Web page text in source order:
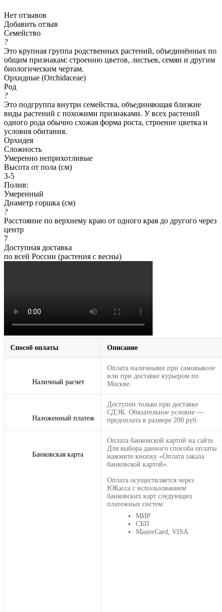
Нет отзывов
Добавить отзыв
Семейство
?
Это крупная группа родственных растений, объединённых по
общим признакам: строению цветов, листьев, семян и другим
биологическим чертам.
Орхидные (Orchidaceae)
Род
?
Это подгруппа внутри семейства, объединяющая близкие
виды растений с похожими признаками. У всех растений
одного рода обычно схожая форма роста, строение цветка и
условия обитания.
Орхидея
Сложность
Умеренно неприхотливые
Высота от пола (см)
3-5
Полив:
Умеренный
Диаметр горшка (см)
?
Расстояние по верхнему краю от одного края до другого через
центр
7
Доступная доставка
по всей России (растения с весны)
Способ оплаты Описание
Наличный расчет
Оплата наличными при самовывозе
или при доставке курьером по
Москве.
Наложенный платеж
Доступен только при доставке
СДЭК. Обязательное условие —
предоплата в размере 200 руб.
Банковская карта
Оплата банковской картой на сайте.
Для выбора данного способа оплаты
нажмите кнопку «Оплата заказа
банковской картой».
Оплата осуществляется через
ЮКасса с использованием
банковских карт следующих
платежных систем:
МИР
СБП
MasterCard, VISA